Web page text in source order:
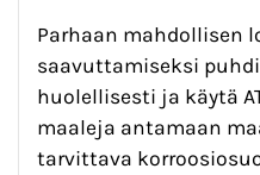
Parhaan mahdollisen
saavuttamiseksi
huolellisesti ja käytä
maaleja antamaan
tarvittava